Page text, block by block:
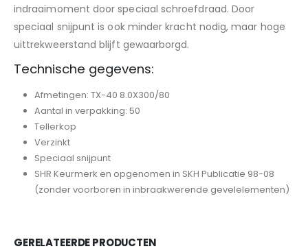
indraaimoment door speciaal schroefdraad. Door
speciaal snijpunt is ook minder kracht nodig, maar hoge
uittrekweerstand blijft gewaarborgd.
Technische gegevens:
Afmetingen: TX-40 8.0X300/80
Aantal in verpakking: 50
Tellerkop
Verzinkt
Speciaal snijpunt
SHR Keurmerk en opgenomen in SKH Publicatie 98-08
(zonder voorboren in inbraakwerende gevelelementen)
GERELATEERDE PRODUCTEN